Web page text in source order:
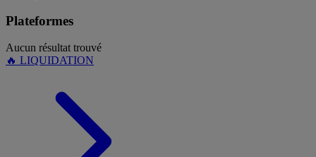
Plateformes
Aucun résultat trouvé
🔥 LIQUIDATION